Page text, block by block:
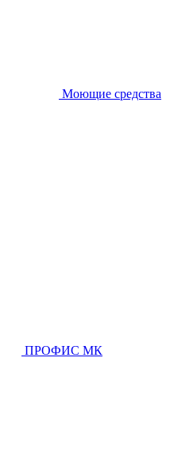
Моющие средства
ПРОФИС МК